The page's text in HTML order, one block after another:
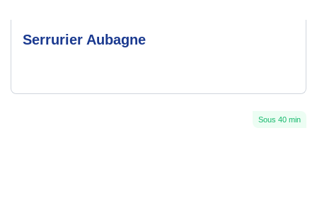
Serrurier Aubagne
Sous 40 min